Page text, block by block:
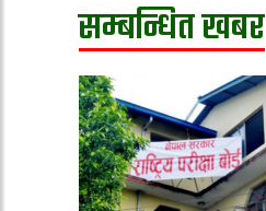
सम्बन्धित खबर